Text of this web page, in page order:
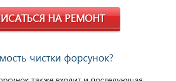
НА РЕМОНТ
чистки форсунок?